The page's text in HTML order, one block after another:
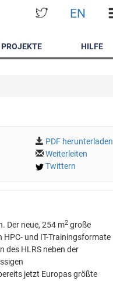
EN
PROJEKTE HILFE
PDF herunterladen
Weiterleiten
Twittern
Der neue, 254 m2 große
und IT-Trainingsformate
des HLRS neben der
jetzt Europas größte